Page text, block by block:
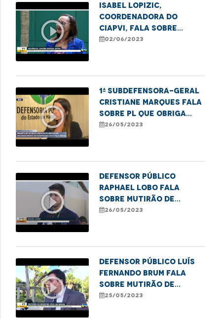
play_circle_outline
Isabel Lopizic,
coordenadora do
CIAPVI, fala sobre
Campanha de Combate à
02/06/2023
play_circle_outline
1ª Subdefensora-Geral
Cristiane Marques fala
sobre PL que obriga
envio de registros de
pelos cartórios à DPE
26/05/2023
play_circle_outline
Defensor público
Raphael Lobo fala
sobre mutirão de
registro civil em
26/05/2023
play_circle_outline
Defensor público Luís
Fernando Brum fala
sobre mutirão de
registro civil em
25/05/2023